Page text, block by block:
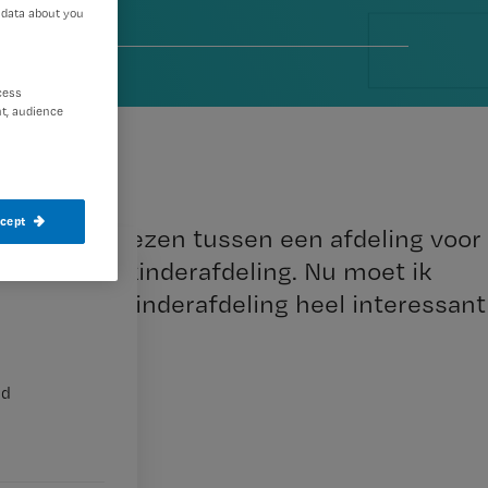
dus kiezen tussen een afdeling voor
voor de kinderafdeling. Nu moet ik
de kinderafdeling heel interessant
about you
audience